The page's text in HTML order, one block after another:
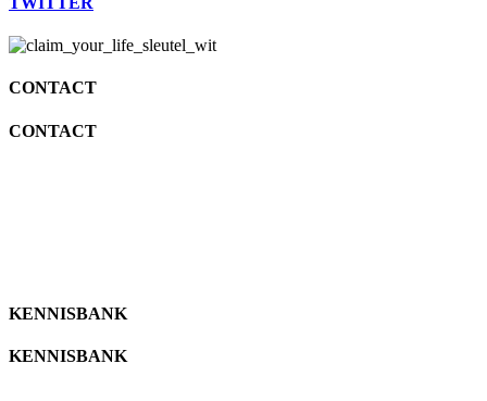
CONTACT
CONTACT
KENNISBANK
KENNISBANK